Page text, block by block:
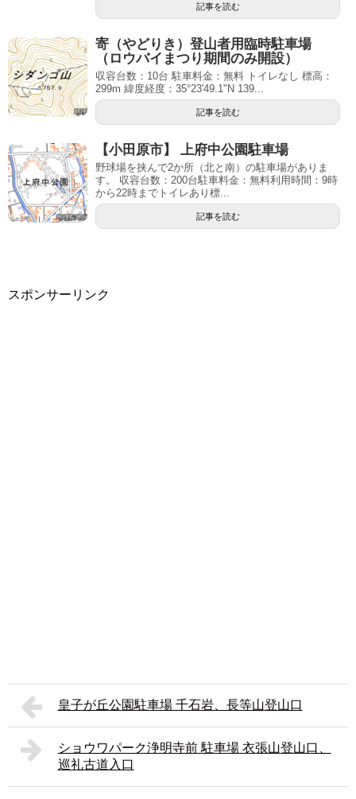
記事を読む
寄（やどりき）登山者用臨時駐車場
（ロウバイまつり期間のみ開設）
収容台数：10台 駐車料金：無料 トイレなし 標高：
299m 緯度経度：35°23'49.1"N 139...
記事を読む
【小田原市】 上府中公園駐車場
野球場を挟んで2か所（北と南）の駐車場がありま
す。 収容台数：200台駐車料金：無料利用時間：9時
から22時までトイレあり標...
記事を読む
スポンサーリンク
皇子が丘公園駐車場 千石岩、長等山登山口
ショウワパーク浄明寺前 駐車場 衣張山登山口、
巡礼古道入口